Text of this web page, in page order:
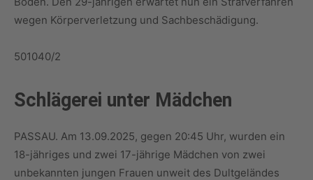
wegen Körperverletzung und Sachbeschädigung.
501040/2
Schlägerei unter Mädchen
PASSAU. Am 13.09.2025, gegen 20:45 Uhr, wurden ein
18-jähriges und zwei 17-jährige Mädchen von zwei
unbekannten jungen Frauen unweit des Dultgeländes